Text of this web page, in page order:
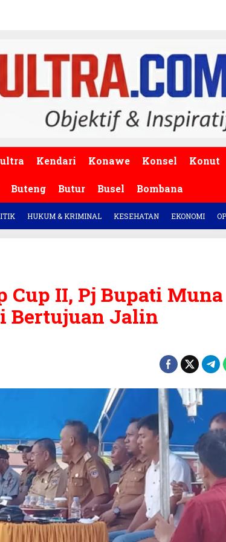
Kendari Konawe Konsel Konut
Buteng Butur Busel Bombana
HUKUM & KRIMINAL KESEHATAN EKONOMI
Cup II, Pj Bupati Muna
Bertujuan Jalin